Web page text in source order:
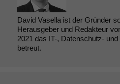
David Vasella ist der Gründer
Herausgeber und Redakteur
2021 das IT-, Datenschutz-
betreut.